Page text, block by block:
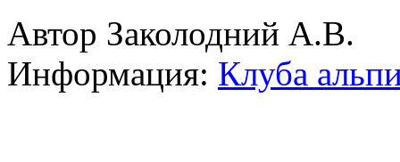
Автор Заколодний А.В.
Информация: Клуба